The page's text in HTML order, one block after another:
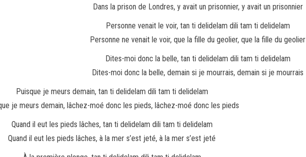
Dans la prison de Londres, y avait un prisonnier, y avait un prisonnier
Personne venait le voir, tan ti delidelam dili tam ti delidelam
Personne ne venait le voir, que la fille du geolier, que la fille du geolier
Dites-moi donc la belle, tan ti delidelam dili tam ti delidelam
Dites-moi donc la belle, demain si je mourrais, demain si je mourrais
Puisque je meurs demain, tan ti delidelam dili tam ti delidelam
je meurs demain, lâchez-moé donc les pieds, lâchez-moé donc les pieds
Quand il eut les pieds lâches, tan ti delidelam dili tam ti delidelam
Quand il eut les pieds lâches, à la mer s’est jeté, à la mer s’est jeté